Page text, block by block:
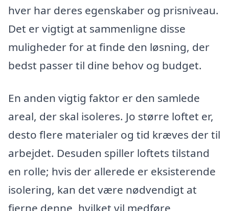
hver har deres egenskaber og prisniveau.
Det er vigtigt at sammenligne disse
muligheder for at finde den løsning, der
bedst passer til dine behov og budget.
En anden vigtig faktor er den samlede
areal, der skal isoleres. Jo større loftet er,
desto flere materialer og tid kræves der til
arbejdet. Desuden spiller loftets tilstand
en rolle; hvis der allerede er eksisterende
isolering, kan det være nødvendigt at
fjerne denne, hvilket vil medføre